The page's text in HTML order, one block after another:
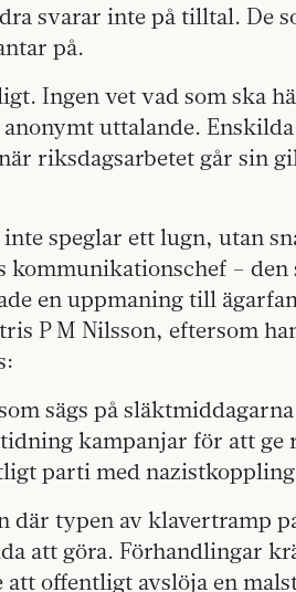
svarar inte på tilltal. De
på.
Ingen vet vad som ska
uttalande.
riksdagsarbetet går sin
speglar ett lugn, utan
kommunikationschef – den
en uppmaning till
P M Nilsson, eftersom
sägs på
kampanjar för att
parti med
där typen av klavertramp
att göra. Förhandlingar
offentligt avslöja en